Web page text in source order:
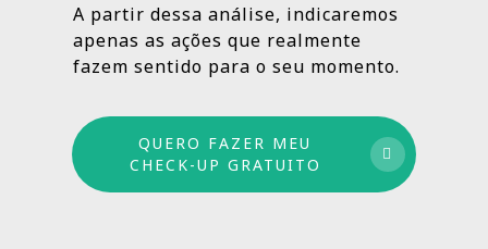
médio e longo prazo para garantir
crescimento sustentável.
A partir dessa análise, indicaremos
apenas as ações que realmente
fazem sentido para o seu momento.
QUERO FAZER MEU
CHECK-UP GRATUITO